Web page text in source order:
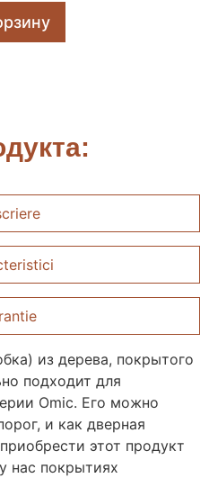
из дерева, покрытого
подходит для
Omic. Его можно
и как дверная
этот продукт
нас покрытиях